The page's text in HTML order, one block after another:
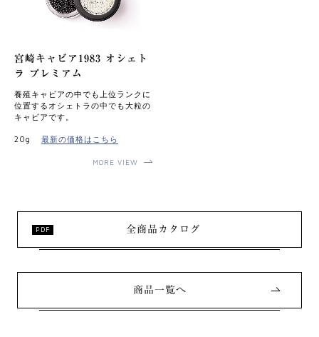
宮崎キャビア1983 オシェト
ラ プレミアム
養殖キャビアの中でも上位ランクに
位置するオシェトラの中でも⼤粒の
キャビアです。
20g 最新の価格はこちら
MORE VIEW
全商品カタログ
商品一覧へ